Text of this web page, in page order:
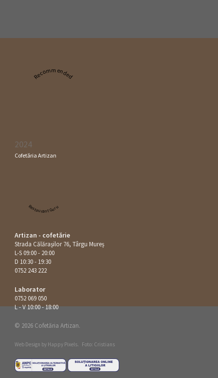
Recommended
2024
Cofetăria Artizan
Restaurant Guru
Artizan - cofetărie
Strada Călăraşilor 76, Târgu Mureș
L-S 09:00 - 20:00
D 10:30 - 19:30
0752 243 222
Laborator
0752 069 050
L - V 10:00 - 18:00
© 2026 Cofetăria Artizan.
Web Design by Happy Pixels. Foto: Cristians